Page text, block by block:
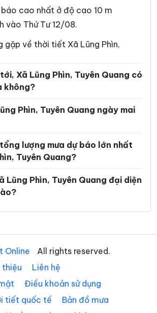
Xã Kim Bình
Xã Lao Chải
Xã Linh Hồ
Xã Minh Ngọc
Xã Minh Thanh
Xã Nấm Dẩn
Xã Nghĩa Thuận
Xã Phố Bảng
Xã Phú Lương
Xã Pờ Ly Ngài
Xã Quang Bình
cao nhất ở độ cao 10 m
vào Thứ Tư 12/08.
gặp về thời tiết Xã Lũng Phìn,
Xã Lũng Phìn, Tuyên Quang có
không?
Phìn, Tuyên Quang ngày mai
lượng mưa dự báo lớn nhất
Tuyên Quang?
Lũng Phìn, Tuyên Quang đại diện
Online
All rights reserved.
thiệu
Liên hệ
Điều khoản sử dụng
tiết quốc tế
Bản đồ mưa